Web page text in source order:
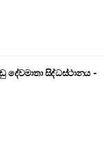
සිද්ධස්ථානය -